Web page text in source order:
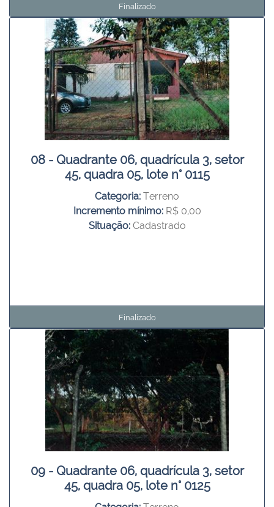
Finalizado
08 - Quadrante 06, quadrícula 3, setor
45, quadra 05, lote n° 0115
Categoria: Terreno
Incremento mínimo: R$ 0,00
Situação: Cadastrado
Finalizado
09 - Quadrante 06, quadrícula 3, setor
45, quadra 05, lote n° 0125